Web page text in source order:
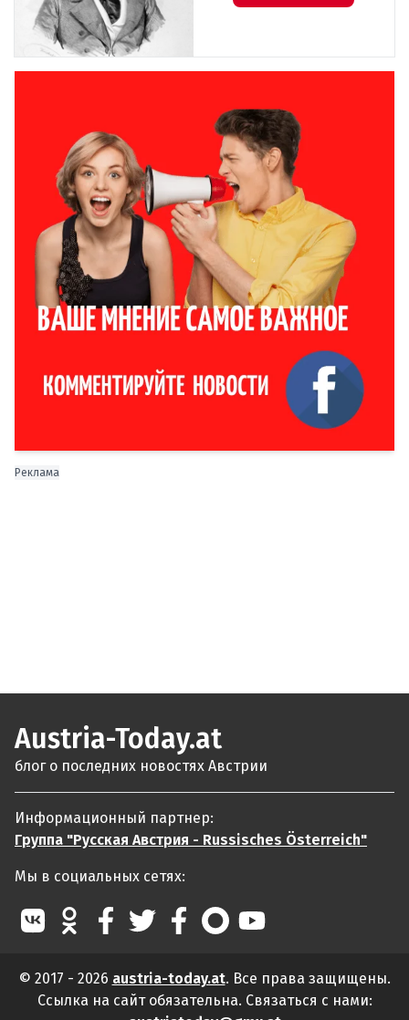
Реклама
Austria-Today.at
блог о последних новостях Австрии
Информационный партнер:
Группа "Русская Австрия - Russisches Österreich"
Мы в социальных сетях:
© 2017 - 2026 austria-today.at. Все права защищены.
Ссылка на сайт обязательна. Связаться с нами: